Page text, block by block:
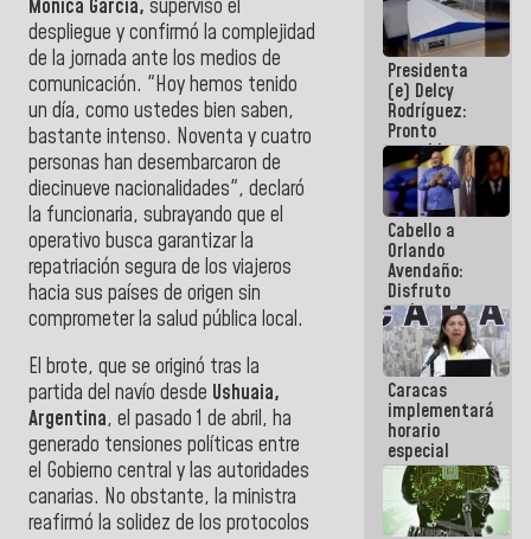
Mónica García, supervisó el
despliegue y confirmó la complejidad
de la jornada ante los medios de
comunicación. "Hoy hemos tenido
un día, como ustedes bien saben,
bastante intenso. Noventa y cuatro
personas han desembarcaron de
diecinueve nacionalidades", declaró
la funcionaria, subrayando que el
operativo busca garantizar la
repatriación segura de los viajeros
hacia sus países de origen sin
comprometer la salud pública local.
El brote, que se originó tras la
partida del navío desde Ushuaia,
Argentina, el pasado 1 de abril, ha
generado tensiones políticas entre
el Gobierno central y las autoridades
canarias. No obstante, la ministra
reafirmó la solidez de los protocolos
Presidenta
(e) Delcy
Rodríguez:
Pronto
restableceremos
las
operaciones
en el
Aeropuerto
Internacional
de
Maiquetía
Cabello a
Orlando
Avendaño:
Disfruto
cada vez
que escribes
porque lo
que haces
es
embarrarla
Caracas
implementará
horario
especial
para
adaptarse
al plan de
ahorro